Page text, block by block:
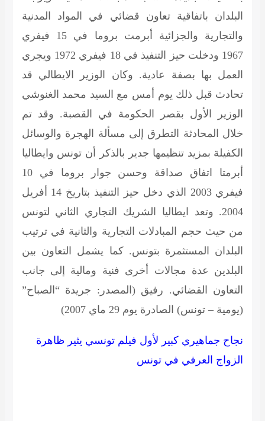
البلدان باتفاقية تعاون قضائي في المواد المدنية
والتجارية والجزائية أبرمت بروما في 15 فيفري
1967 ودخلت حيز التنفيذ في 18 فيفري 1972 ويجري
العمل بها بصفة عادية. وكان الوزير الايطالي قد
تحادث قبل ذلك يوم أمس مع السيد محمد الغنوشي
الوزير الأول بقصر الحكومة في القصبة. وقد تم
خلال المحادثة التطرق إلى مسألة الهجرة والوسائل
الكفيلة بمزيد تنظيمها جدير بالذكر أن تونس وايطاليا
أبرمتا اتفاق صداقة وحسن جوار بروما في 10
فيفري 2003 الذي دخل حيز التنفيذ بتاريخ 14 أفريل
2004. وتعد ايطاليا الشريك التجاري الثاني لتونس
من حيث حجم المبادلات التجارية والثانية في ترتيب
البلدان المستثمرة بتونس. كما يشمل التعاون بين
البلدين عدة مجالات أخرى فنية ومالية إلى جانب
التعاون القضائي. رفيق (المصدر: جريدة “الصباح”
(يومية – تونس) الصادرة يوم 29 ماي 2007)
نجاح جماهيري كبير لأول فيلم تونسي يثير ظاهرة
الزواج العرفي في تونس